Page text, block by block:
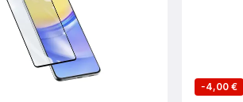
-4,00 €